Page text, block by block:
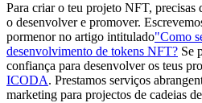
Para criar o teu projeto NFT, precisas
o desenvolver e promover.
pormenor no artigo intitulado"Como
desenvolvimento de tokens NFT? Se
confiança para desenvolver os teus
ICODA. Prestamos serviços
marketing para projectos de cadeias